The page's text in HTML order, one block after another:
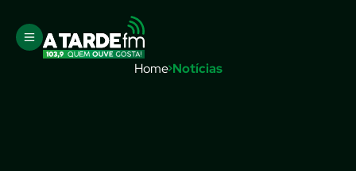
Home Notícias